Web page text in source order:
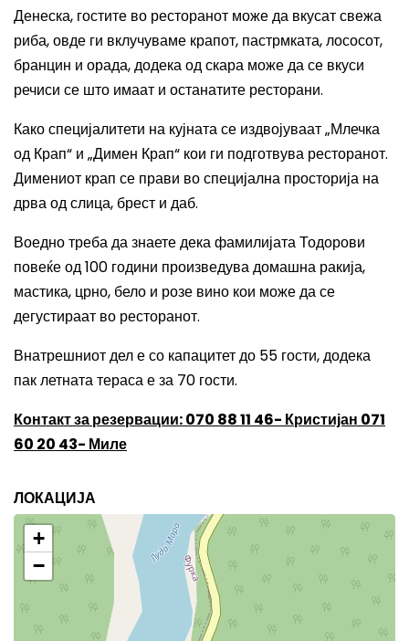
Денеска, гостите во ресторанот може да вкусат свежа
риба, овде ги вклучуваме крапот, пастрмката, лососот,
бранцин и орада, додека од скара може да се вкуси
речиси се што имаат и останатите ресторани.
Како специјалитети на кујната се издвојуваат „Млечка
од Крап“ и „Димен Крап“ кои ги подготвува ресторанот.
Димениот крап се прави во специјална просторија на
дрва од слица, брест и даб.
Воедно треба да знаете дека фамилијата Тодорови
повеќе од 100 години произведува домашна ракија,
мастика, црно, бело и розе вино кои може да се
дегустираат во ресторанот.
Внатрешниот дел е со капацитет до 55 гости, додека
пак летната тераса е за 70 гости.
Контакт за резервации:070 88 11 46- Кристијан 071
60 20 43- Миле
ЛОКАЦИЈА
+
−